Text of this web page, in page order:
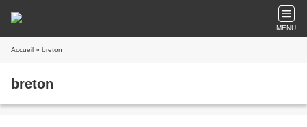
MENU
Accueil » breton
breton